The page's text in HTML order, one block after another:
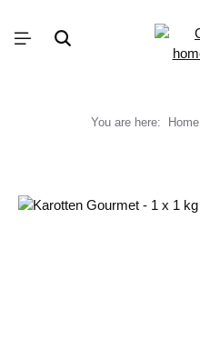
You are here: Home
Skip image gallery